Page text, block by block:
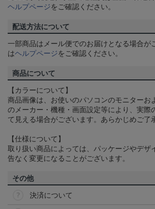
ヘルプページをご確認ください。
配送方法について
一部商品はメール便でのお届けとなる場合が
はヘルプページをご確認ください。
商品について
【カラーについて】
商品画像は、お使いのパソコンのモニターお
のメーカー・機種・画面設定等により、実際
て見える場合がございます。あらかじめご了
【仕様について】
取り扱い商品によっては、パッケージやデザ
告なく変更になることがございます。
その他
決済について